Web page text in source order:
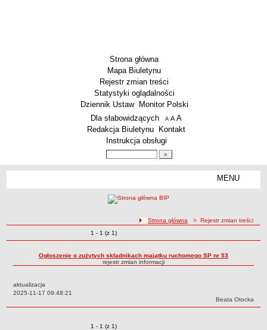
Strona główna
Mapa Biuletynu
Rejestr zmian treści
Statystyki oglądalności
Dziennik Ustaw
Monitor Polski
Menu dodatkowe
Dla słabowidzących A pomniejsz czcionkę
A standardowy rozmiar czcionki
A
Redakcja Biuletynu
Kontakt
Instrukcja obsługi
MENU
Techniczne Zakłady Naukowe
PRZEDSZKOLA
ARCHIWUM SZKÓŁ I PLACÓWEK
Zlikwidowane gimnazja
ścieżka nawigacji
Strona główna > Rejestr zmian treści
Zmiany o pozycjach
1 - 1 (z 1)
Ogłoszenie o zużytych składnikach majątku ruchomego SP nr 53
rejestr zmian informacji
aktualizacja
Data:
2025-11-17 09:48:21
Autor:
Beata Otocka
Zmiany o pozycjach
1 - 1 (z 1)